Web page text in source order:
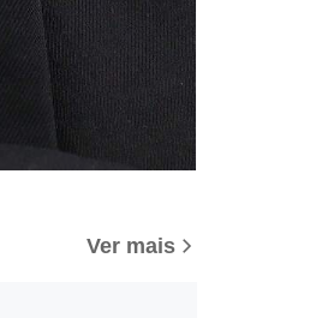
Ver mais